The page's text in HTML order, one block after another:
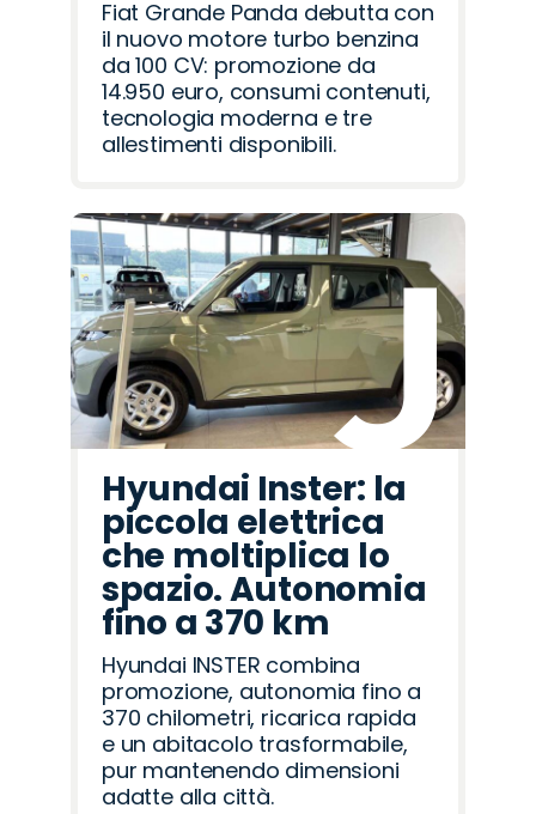
Fiat Grande Panda debutta con
il nuovo motore turbo benzina
da 100 CV: promozione da
14.950 euro, consumi contenuti,
tecnologia moderna e tre
allestimenti disponibili.
Hyundai Inster: la
piccola elettrica
che moltiplica lo
spazio. Autonomia
fino a 370 km
Hyundai INSTER combina
promozione, autonomia fino a
370 chilometri, ricarica rapida
e un abitacolo trasformabile,
pur mantenendo dimensioni
adatte alla città.